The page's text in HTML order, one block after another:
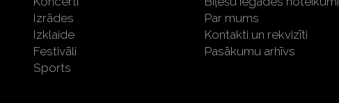
Izrādes
Izklaide
Festivāli
Sports
Par mums
Kontakti un rekvizīti
Pasākumu arhīvs